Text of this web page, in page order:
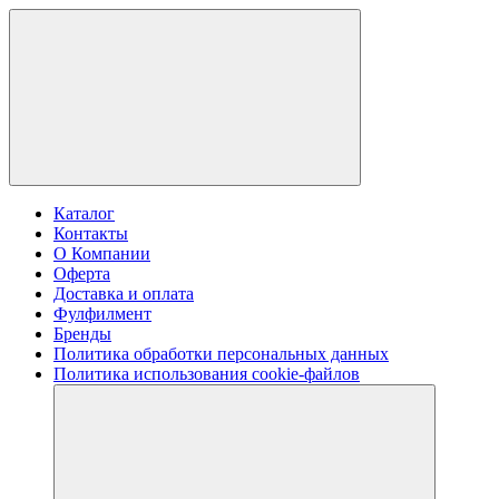
Каталог
Контакты
О Компании
Оферта
Доставка и оплата
Фулфилмент
Бренды
Политика обработки персональных данных
​Политика использования cookie-файлов